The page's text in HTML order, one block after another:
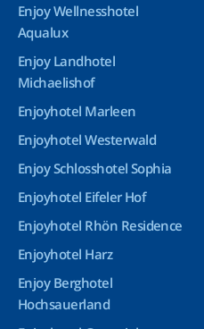
Enjoy Wellnesshotel
Aqualux
Enjoy Landhotel
Michaelishof
Enjoyhotel Marleen
Enjoyhotel Westerwald
Enjoy Schlosshotel Sophia
Enjoyhotel Eifeler Hof
Enjoyhotel Rhön Residence
Enjoyhotel Harz
Enjoy Berghotel
Hochsauerland